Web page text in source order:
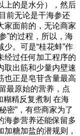
上的是水分），然后
前无论是干海参还
家面前的，无论商家
”的过程，所以，海
。可是“桂花蚌”作
经过任何加工程序的
取出筋和少量内壁速
也正是皂苷含量最高
最原始的营养，点
精反复煮制 在海
密”，有些商家为了
海参营养还能保留多
糖加盐的潜规则，